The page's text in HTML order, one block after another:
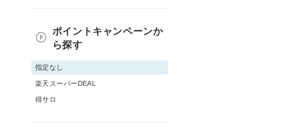
ポイントキャンペーンか
ら探す
指定なし
楽天スーパーDEAL
得サロ